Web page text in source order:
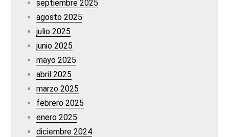
septiembre 2025
agosto 2025
julio 2025
junio 2025
mayo 2025
abril 2025
marzo 2025
febrero 2025
enero 2025
diciembre 2024